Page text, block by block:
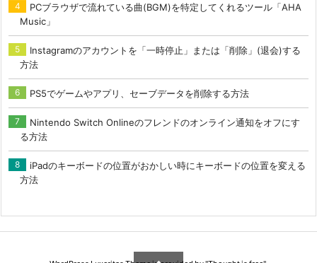
PCブラウザで流れている曲(BGM)を特定してくれるツール「AHA
Music」
Instagramのアカウントを「一時停止」または「削除」(退会)する
方法
PS5でゲームやアプリ、セーブデータを削除する方法
Nintendo Switch Onlineのフレンドのオンライン通知をオフにす
る方法
iPadのキーボードの位置がおかしい時にキーボードの位置を変える
方法